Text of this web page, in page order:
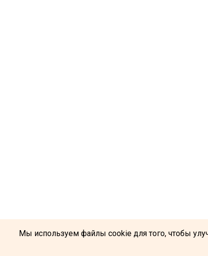
Мы используем файлы cookie для того, чтобы